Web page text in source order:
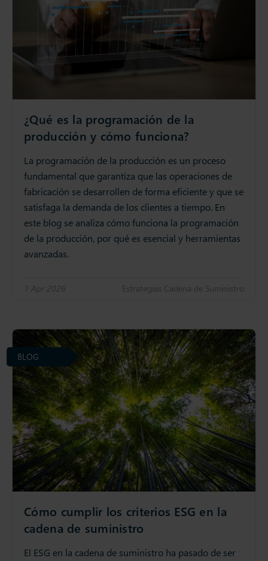
¿Qué es la programación de la
producción y cómo funciona?
La programación de la producción es un proceso
fundamental que garantiza que las operaciones de
fabricación se desarrollen de forma eficiente y que se
satisfaga la demanda de los clientes a tiempo. En
este blog se analiza cómo funciona la programación
de la producción, por qué es esencial y herramientas
avanzadas.
1 Apr 2026 Estrategias Cadena de Suministro
Cómo cumplir los criterios ESG en la
cadena de suministro
El ESG en la cadena de suministro ha pasado de ser
BLOG